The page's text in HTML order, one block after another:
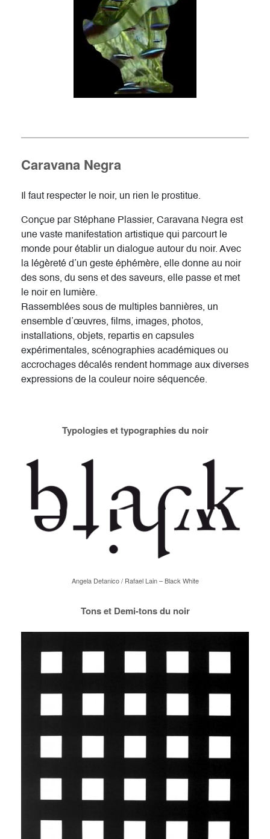
Caravana Negra
Il faut respecter le noir, un rien le prostitue.
Conçue par Stéphane Plassier, Caravana Negra est
une vaste manifestation artistique qui parcourt le
monde pour établir un dialogue autour du noir. Avec
la légèreté d’un geste éphémère, elle donne au noir
des sons, du sens et des saveurs, elle passe et met
le noir en lumière.
Rassemblées sous de multiples bannières, un
ensemble d’œuvres, films, images, photos,
installations, objets, repartis en capsules
expérimentales, scénographies académiques ou
accrochages décalés rendent hommage aux diverses
expressions de la couleur noire séquencée.
Typologies et typographies du noir
Angela Detanico / Rafael Lain – Black White
Tons et Demi-tons du noir